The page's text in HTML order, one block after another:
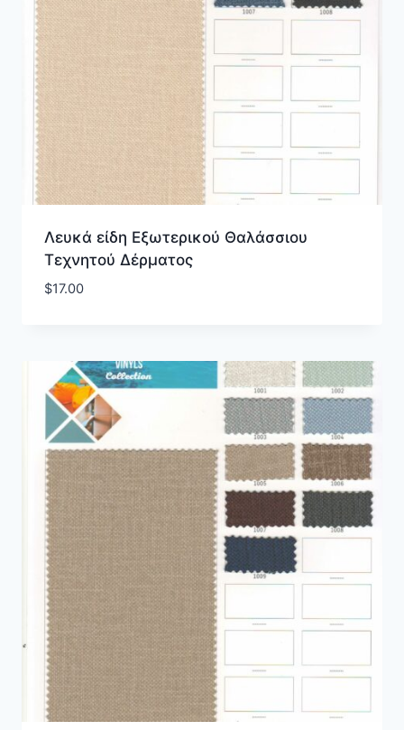
Λευκά είδη Εξωτερικού Θαλάσσιου
Τεχνητού Δέρματος
$17.00